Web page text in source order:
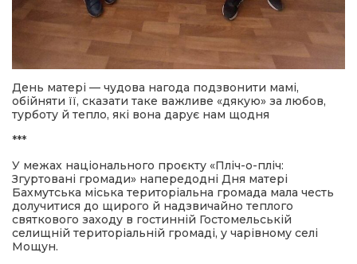
День матері — чудова нагода подзвонити мамі,
обійняти її, сказати таке важливе «дякую» за любов,
турботу й тепло, які вона дарує нам щодня
***
У межах національного проєкту «Пліч-о-пліч:
Згуртовані громади» напередодні Дня матері
Бахмутська міська територіальна громада мала честь
долучитися до щирого й надзвичайно теплого
святкового заходу в гостинній Гостомельській
селищній територіальній громаді, у чарівному селі
Мощун.